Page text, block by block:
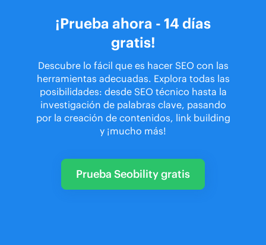
¡Prueba ahora - 14 días
gratis!
Descubre lo fácil que es hacer SEO con las
herramientas adecuadas. Explora todas las
posibilidades: desde SEO técnico hasta la
investigación de palabras clave, pasando
por la creación de contenidos, link building
y ¡mucho más!
Prueba Seobility gratis